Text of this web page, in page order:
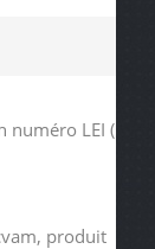
numéro LEI (
produit